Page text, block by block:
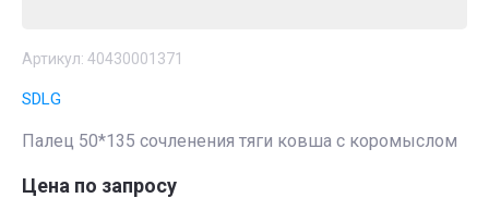
Артикул: 40430001371
SDLG
Палец 50*135 сочленения тяги ковша с коромыслом
Цена по запросу